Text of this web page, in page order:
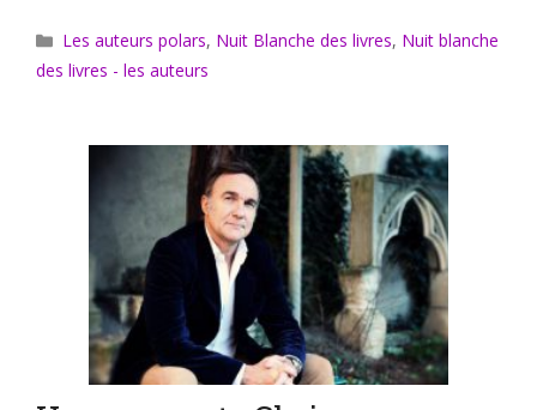
Catégories
Les auteurs polars, Nuit Blanche des livres, Nuit blanche
des livres - les auteurs